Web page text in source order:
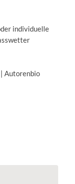
individuelle
Autorenbio